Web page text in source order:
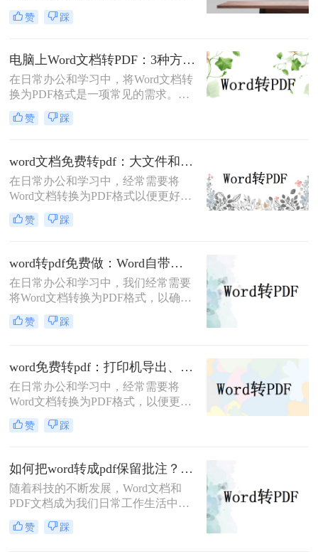
式，以确保文档内容的稳定性和可读
性。PDF格式可以保留文档的原始格
查看时都能保持一致性。那么word文
档怎么转换成pdf呢？下面将介绍四种
将Word文档转换成PDF的方法，帮助
您轻松完成转换。
赞 踩
电脑上Word文档转PDF：3种方法按文档复杂度选，公式多的别用在线工具！
在日常办公和学习中，将Word文档转
换为PDF格式是一项常见的需求。
PDF格式因其跨平台兼容性、格式稳
定性和安全性而备受青睐。那么电脑
文将详细介绍三种将Word文档转换为
PDF的方法。
赞 踩
word文档免费转pdf：大文件和小文件别用同一个方法！
在日常办公和学习中，经常需要将
Word文档转换为PDF格式以便更好地
分享、打印或存档。PDF格式具有跨
平台兼容性好、文件保护性强、打印
文件分享。那么word文档如何免费转
换成pdf呢？本文将详细介绍几种常用
的方法来实现这一目标。
赞 踩
word转pdf免费做：Word自带导出和在线工具效果差在哪！
在日常办公和学习中，我们经常需要
将Word文档转换为PDF格式，以确保
文档的稳定性和兼容性，便于分享和
打印。那么word转pdf怎么转免费呢？
赞 踩
word免费转pdf：打印机导出、Word自带、在线工具三选一！
在日常办公和学习中，经常需要将
Word文档转换为PDF格式，以便更好
地分享、打印或存档。那么word怎么
转换成pdf免费呢？本文将介绍三种免
赞 踩
如何把word转成pdf保留批注？这三种方法建议收藏！
随着科技的不断发展，Word文档和
PDF文档成为我们日常工作生活中经
常遇到的文件格式。在某些情况下，
我们需要将Word文档转换为PDF格
赞 踩